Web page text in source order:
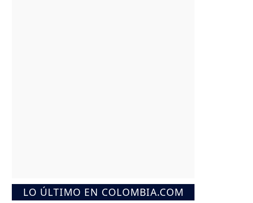
LO ÚLTIMO EN COLOMBIA.COM